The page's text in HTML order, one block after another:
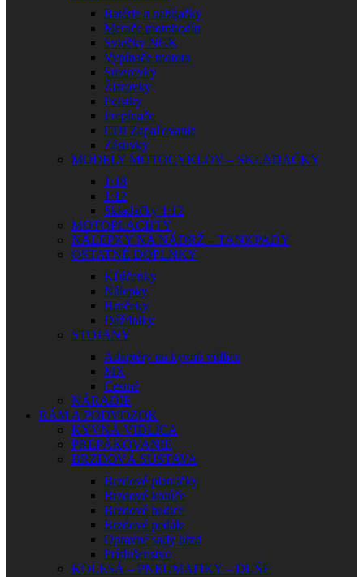
Batérie a nabíjačky
Merače motohodín
Sviečky NGK
Vypínače motora
Smerovky
Žiarovky
Poistky
Prepínače
CDI Zapaľovanie
Zásuvky
MODELY MOTOCYKLOV – SKLADAČKY
1:18
1:12
Skladačky 1:12
MOTOPLACHTY
NÁLEPKY NA NÁDRŽ – TANKPADY
OSTATNÉ DOPLNKY
Kľúčenky
Nálepky
Hrnčeky
Dáždniky
STOJANY
Adaptéry na kyvnú vidlicu
MX
Cestné
NÁRADIE
RÁM A PODVOZOK
KYVNÁ VIDLICA
PREPÁKOVANIE
BRZDOVÁ SÚSTAVA
Brzdové platničky
Brzdové kotúče
Brzdové hadice
Brzdové pedále
Opravné sady bŕzd
Príslušenstvo
KOLESÁ – PNEUMATIKY – DUŠE